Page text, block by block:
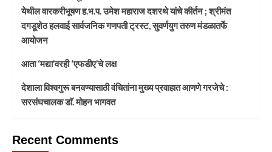
येथील वारकरीभूषण ह.भ.प. उमेश महाराज दशरथे यांचे कीर्तन ; श्रीमंत
दगडूशेठ हलवाई सार्वजनिक गणपती ट्रस्ट, सुवर्णयुग तरुण मंडळातर्फे
आयोजन
आता ‘मद्या’वरही ‘एफडीए’चे लक्ष
देशाला विश्वगुरू बनवण्यासाठी वंचितांना मुख्य प्रवाहात आणणे गरजेचे :
सरसंघचालक डाॅ. मोहन भागवत
Recent Comments